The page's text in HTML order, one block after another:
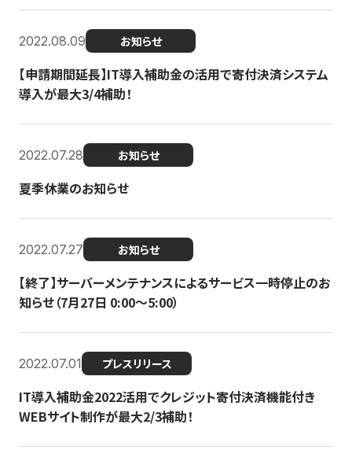
2022.08.09 お知らせ
【申請期間延長】IT導入補助金の活用で寄付決済システム
導入が最大3/4補助！
2022.07.28 お知らせ
夏季休業のお知らせ
2022.07.27 お知らせ
【終了】サーバーメンテナンスによるサービス一時停止のお
知らせ（7月27日 0:00〜5:00）
2022.07.01 プレスリリース
IT導入補助金2022活用でクレジット寄付決済機能付き
WEBサイト制作が最大2/3補助！